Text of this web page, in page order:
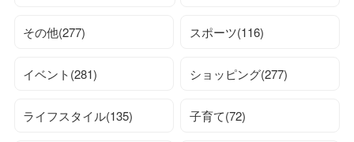
その他(277) スポーツ(116)
イベント(281) ショッピング(277)
ライフスタイル(135) 子育て(72)